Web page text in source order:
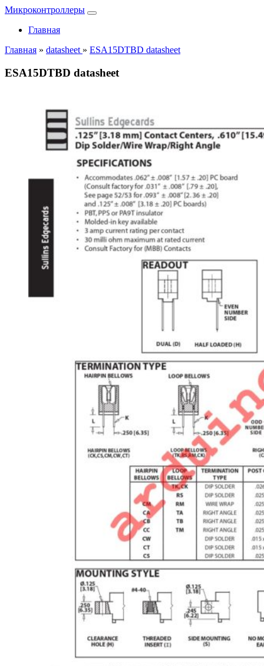
Микроконтроллеры
Главная
Главная » datasheet » ESA15DTBD datasheet
ESA15DTBD datasheet